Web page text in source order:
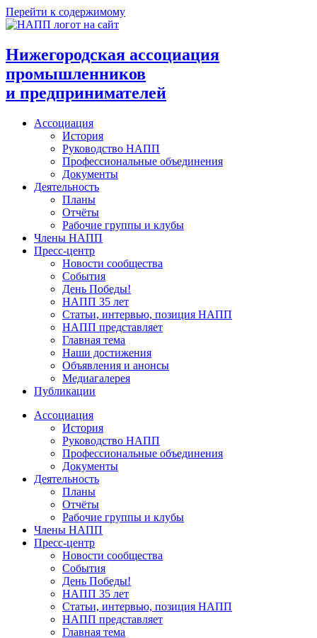
Перейти к содержимому
Нижегородская ассоциация
промышленников
и предпринимателей
Ассоциация
История
Руководство НАПП
Профессиональные объединения
Документы
Деятельность
Планы
Отчёты
Рабочие группы и клубы
Члены НАПП
Пресс-центр
Новости сообщества
События
День Победы!
НАПП 35 лет
Статьи, интервью, позиция НАПП
НАПП представляет
Главная тема
Наши достижения
Объявления и анонсы
Медиагалерея
Публикации
Ассоциация
История
Руководство НАПП
Профессиональные объединения
Документы
Деятельность
Планы
Отчёты
Рабочие группы и клубы
Члены НАПП
Пресс-центр
Новости сообщества
События
День Победы!
НАПП 35 лет
Статьи, интервью, позиция НАПП
НАПП представляет
Главная тема